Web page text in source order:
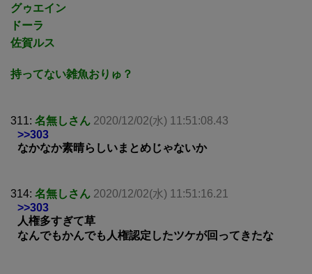
グゥエイン
ドーラ
佐賀ルス
持ってない雑魚おりゅ？
311: 名無しさん 2020/12/02(水) 11:51:08.43
>>303
なかなか素晴らしいまとめじゃないか
314: 名無しさん 2020/12/02(水) 11:51:16.21
>>303
人権多すぎて草
なんでもかんでも人権認定したツケが回ってきたな